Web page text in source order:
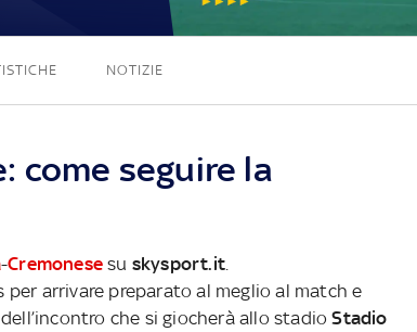
NOTIZIE
come seguire la
-Cremonese su skysport.it
arrivare preparato al meglio al match e
che si giocherà allo stadioStadio